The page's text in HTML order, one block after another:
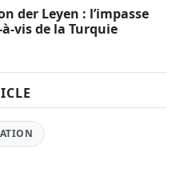
der Leyen : l’impasse
à-vis de la Turquie